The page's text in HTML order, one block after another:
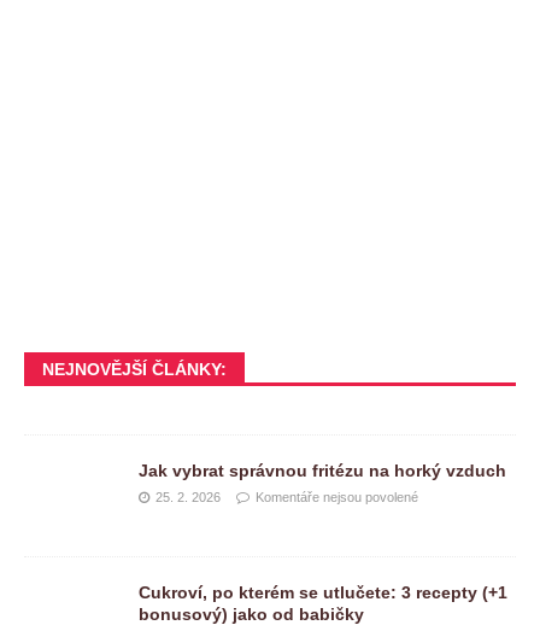
NEJNOVĚJŠÍ ČLÁNKY:
Jak vybrat správnou fritézu na horký vzduch
25. 2. 2026 Komentáře nejsou povolené
Cukroví, po kterém se utlučete: 3 recepty (+1
bonusový) jako od babičky